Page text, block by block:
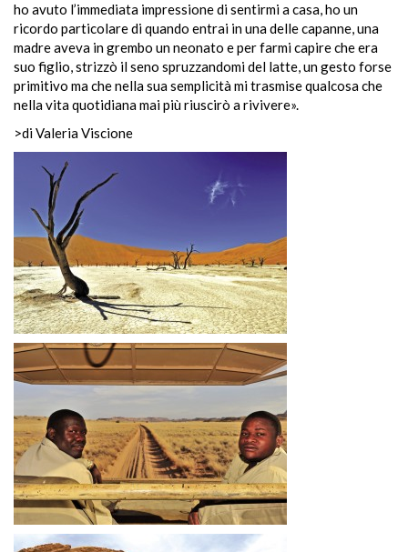
ho avuto l’immediata impressione di sentirmi a casa, ho un
ricordo particolare di quando entrai in una delle capanne, una
madre aveva in grembo un neonato e per farmi capire che era
suo figlio, strizzò il seno spruzzandomi del latte, un gesto forse
primitivo ma che nella sua semplicità mi trasmise qualcosa che
nella vita quotidiana mai più riuscirò a rivivere».
>di Valeria Viscione